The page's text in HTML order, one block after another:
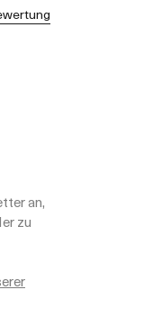
an,
zu